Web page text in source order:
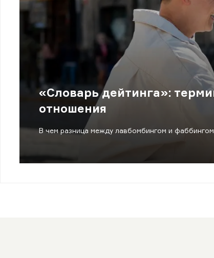
«Словарь дейтинга»:
отношения
В чем разница между лавбомбингом и